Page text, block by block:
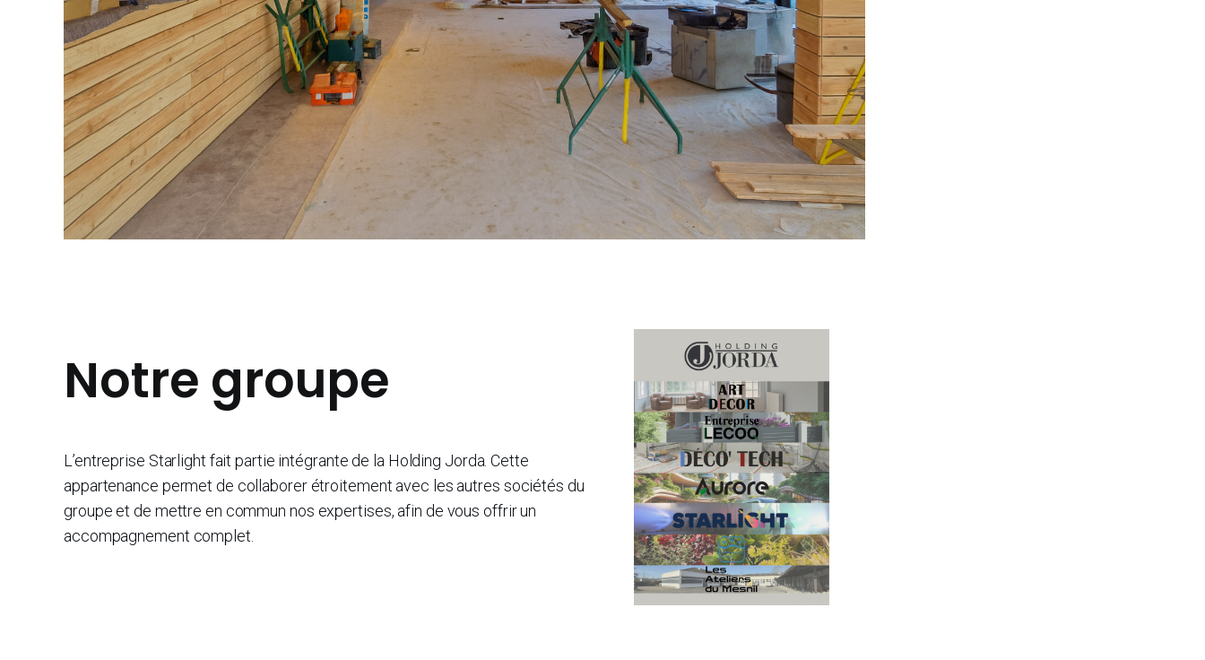
Notre groupe
L’entreprise Starlight fait partie intégrante de la Holding Jorda. Cette
appartenance permet de collaborer étroitement avec les autres sociétés du
groupe et de mettre en commun nos expertises, afin de vous offrir un
accompagnement complet.